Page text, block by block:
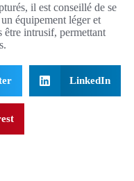
il est conseillé de se
équipement léger et
être intrusif, permettant
LinkedIn